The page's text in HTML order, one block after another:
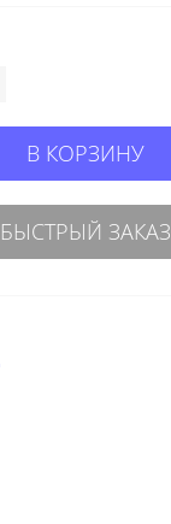
В КОРЗИНУ
БЫСТРЫЙ ЗАКАЗ